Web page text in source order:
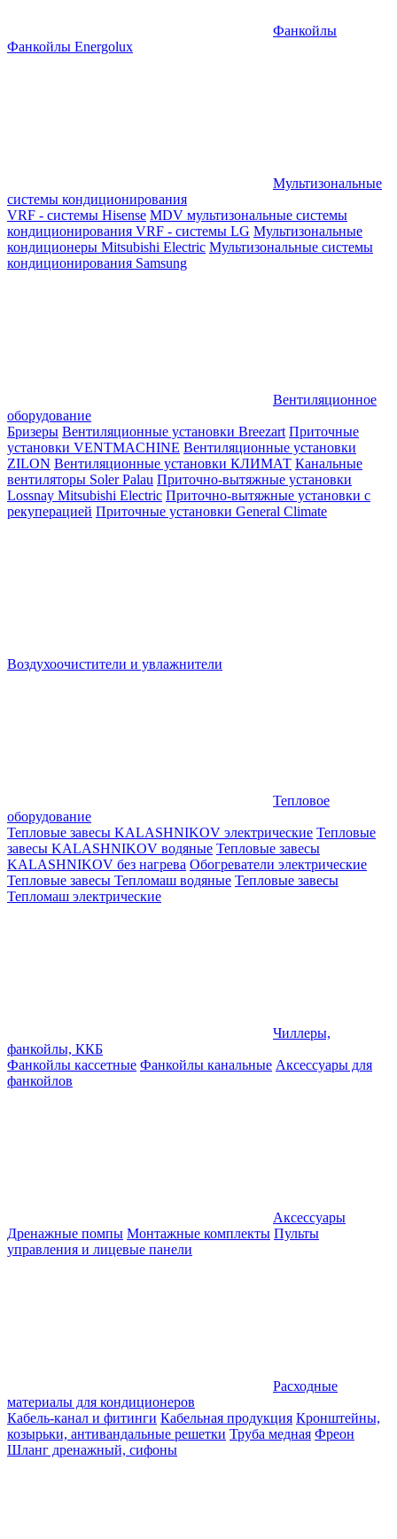
Фанкойлы
Фанкойлы Energolux
Мультизональные
системы кондиционирования
VRF - системы Hisense MDV мультизональные системы
кондиционирования VRF - системы LG Мультизональные
кондиционеры Mitsubishi Electric Мультизональные системы
кондиционирования Samsung
Вентиляционное
оборудование
Бризеры Вентиляционные установки Breezart Приточные
установки VENTMACHINE Вентиляционные установки
ZILON Вентиляционные установки КЛИМАТ Канальные
вентиляторы Soler Palau Приточно-вытяжные установки
Lossnay Mitsubishi Electric Приточно-вытяжные установки с
рекуперацией Приточные установки General Climate
Воздухоочистители и увлажнители
Тепловое
оборудование
Тепловые завесы KALASHNIKOV электрические Тепловые
завесы KALASHNIKOV водяные Тепловые завесы
KALASHNIKOV без нагрева Обогреватели электрические
Тепловые завесы Тепломаш водяные Тепловые завесы
Тепломаш электрические
Чиллеры,
фанкойлы, ККБ
Фанкойлы кассетные Фанкойлы канальные Аксессуары для
фанкойлов
Аксессуары
Дренажные помпы Монтажные комплекты Пульты
управления и лицевые панели
Расходные
материалы для кондиционеров
Кабель-канал и фитинги Кабельная продукция Кронштейны,
козырьки, антивандальные решетки Труба медная Фреон
Шланг дренажный, сифоны